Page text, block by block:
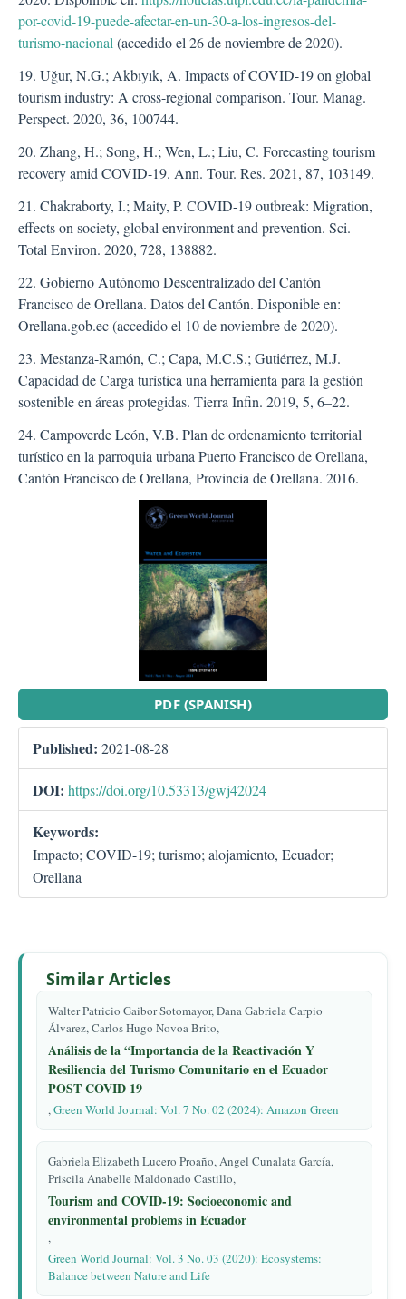
PDF (SPANISH)
Published: 2021-08-28
DOI: https://doi.org/10.53313/gwj42024
Keywords:
Impacto; COVID-19; turismo; alojamiento, Ecuador;
Orellana
por-covid-19-puede-afectar-en-un-30-a-los-ingresos-del-
turismo-nacional (accedido el 26 de noviembre de 2020).
19. Uğur, N.G.; Akbıyık, A. Impacts of COVID-19 on global
tourism industry: A cross-regional comparison. Tour. Manag.
Perspect. 2020, 36, 100744.
20. Zhang, H.; Song, H.; Wen, L.; Liu, C. Forecasting tourism
recovery amid COVID-19. Ann. Tour. Res. 2021, 87, 103149.
21. Chakraborty, I.; Maity, P. COVID-19 outbreak: Migration,
effects on society, global environment and prevention. Sci.
Total Environ. 2020, 728, 138882.
22. Gobierno Autónomo Descentralizado del Cantón
Francisco de Orellana. Datos del Cantón. Disponible en:
Orellana.gob.ec (accedido el 10 de noviembre de 2020).
23. Mestanza-Ramón, C.; Capa, M.C.S.; Gutiérrez, M.J.
Capacidad de Carga turística una herramienta para la gestión
sostenible en áreas protegidas. Tierra Infin. 2019, 5, 6–22.
24. Campoverde León, V.B. Plan de ordenamiento territorial
turístico en la parroquia urbana Puerto Francisco de Orellana,
Cantón Francisco de Orellana, Provincia de Orellana. 2016.
Similar Articles
Walter Patricio Gaibor Sotomayor, Dana Gabriela Carpio
Álvarez, Carlos Hugo Novoa Brito,
Análisis de la “Importancia de la Reactivación Y
Resiliencia del Turismo Comunitario en el Ecuador
POST COVID 19
,Green World Journal: Vol. 7 No. 02 (2024): Amazon Green
Gabriela Elizabeth Lucero Proaño, Angel Cunalata García,
Priscila Anabelle Maldonado Castillo,
Tourism and COVID-19: Socioeconomic and
environmental problems in Ecuador
,
Green World Journal: Vol. 3 No. 03 (2020): Ecosystems:
Balance between Nature and Life